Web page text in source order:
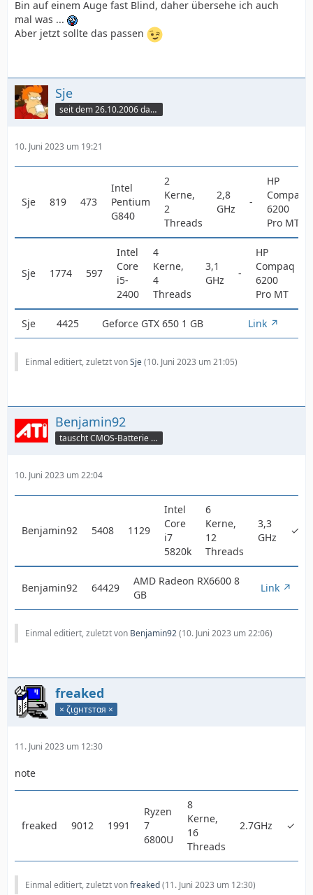
Bin auf einem Auge fast Blind, daher übersehe ich auch
mal was ...
Aber jetzt sollte das passen
Sje
seit dem 26.10.2006 dabei
10. Juni 2023 um 19:21
Sje 819 473
Intel
Pentium
G840
2
Kerne,
2
Threads
2,8
GHz
-
HP
Compaq
6200
Pro MT
Sje 1774 597
Intel
Core
i5-
2400
4
Kerne,
4
Threads
3,1
GHz
-
HP
Compaq
6200
Pro MT
Sje 4425 Geforce GTX 650 1 GB Link
Einmal editiert, zuletzt vonSje(10. Juni 2023 um 21:05)
Benjamin92
tauscht CMOS-Batterie per TeamViewer
10. Juni 2023 um 22:04
Benjamin92 5408 1129
Intel
Core
i7
5820k
6
Kerne,
12
Threads
3,3
GHz
✓
Benjamin92 64429
AMD Radeon RX6600 8
GB
Link
Einmal editiert, zuletzt von Benjamin92(10. Juni 2023 um 22:06)
freaked
× ζιgнтѕтαя ×
11. Juni 2023 um 12:30
note
freaked 9012 1991
Ryzen
7
6800U
8
Kerne,
16
Threads
2.7GHz ✓
Einmal editiert, zuletzt vonfreaked(11. Juni 2023 um 12:30)